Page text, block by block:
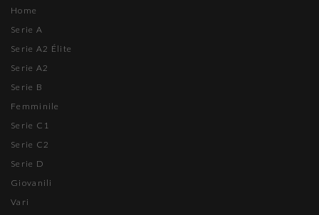
Home
Serie A
Serie A2 Élite
Serie A2
Serie B
Femminile
Serie C1
Serie C2
Serie D
Giovanili
Vari